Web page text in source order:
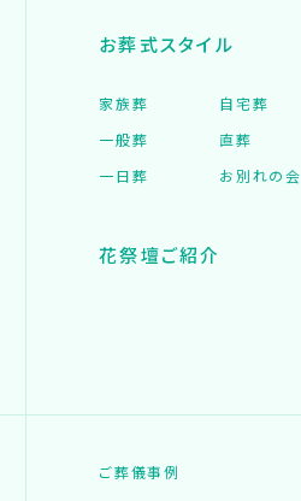
お葬式スタイル
家族葬
自宅葬
一般葬
直葬
一日葬
お別れの会
花祭壇ご紹介
ご葬儀事例